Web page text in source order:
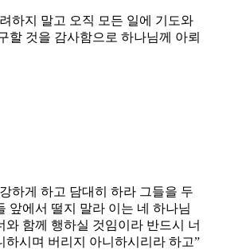
하지 말고 오직 모든 일에 기도와
할 것을 감사함으로 하나님께 아뢰
하게 하고 담대히 하라 그들을 두
앞에서 떨지 말라 이는 네 하나님
와 함께 행하실 것임이라 반드시 너
하시며 버리지 아니하시리라 하고”